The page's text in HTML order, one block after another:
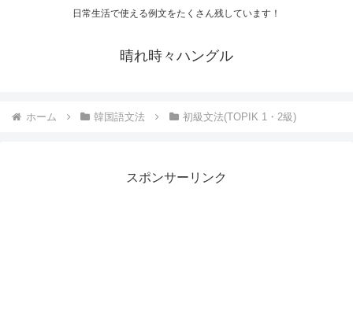
日常生活で使える例文をたくさん残しています！
晴れ時々ハングル
ホーム 韓国語文法 初級文法(TOPIK 1・2級)
スポンサーリンク